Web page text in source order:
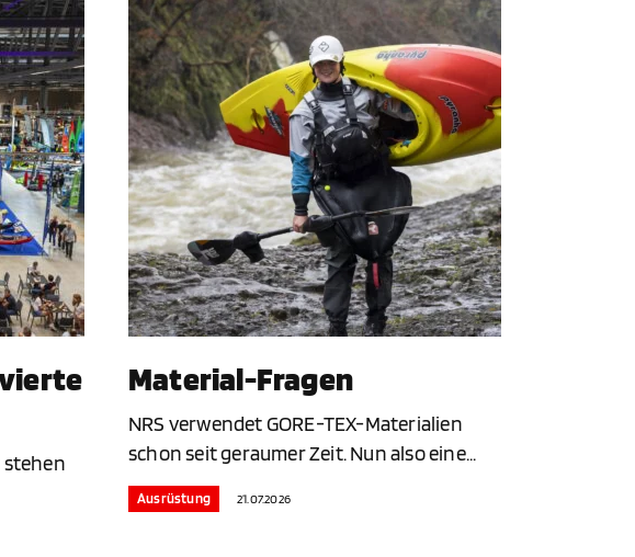
stehen
Material-Fragen
NRS verwendet GORE-TEX-Materialien
schon seit geraumer Zeit. Nun also eine...
Ausrüstung 21.07.2026